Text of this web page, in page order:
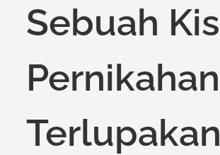
Sebuah
Terlupakan